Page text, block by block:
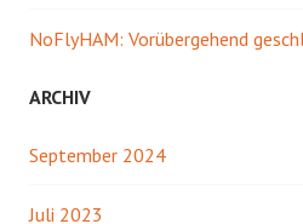
NoFlyHAM: Vorübergehend
ARCHIV
September 2024
Juli 2023